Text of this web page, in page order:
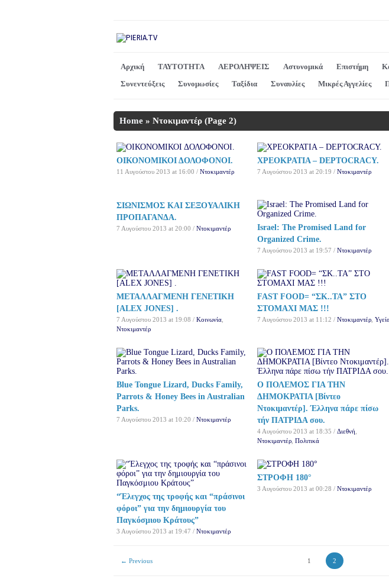
Αρχική ΤΑΥΤΟΤΗΤΑ ΑΕΡΟΛΗΨΕΙΣ Αστυνομικά Επιστήμη
Συνεντεύξεις
Συνομωσίες Ταξίδια Συναυλίες Μικρές Αγγελίες
Home » Ντοκιμαντέρ (Page 2)
ΟΙΚΟΝΟΜΙΚΟΙ ΔΟΛΟΦΟΝΟΙ.
11 Αυγούστου 2013 at 16:00 / Ντοκιμαντέρ
XPEOKPATIA – DEPTOCRACY.
7 Αυγούστου 2013 at 20:19 / Ντοκιμαντέρ
ΣΙΩΝΙΣΜΟΣ ΚΑΙ ΣΕΞΟΥΑΛΙΚΗ
ΠΡΟΠΑΓΑΝΔΑ.
7 Αυγούστου 2013 at 20:00 / Ντοκιμαντέρ
Israel: The Promised Land for
Organized Crime.
7 Αυγούστου 2013 at 19:57 / Ντοκιμαντέρ
ΜΕΤΑΛΛΑΓΜΕΝΗ ΓΕΝΕΤΙΚΗ
[ALEX JONES] .
7 Αυγούστου 2013 at 19:08 / Κοινωνία
Ντοκιμαντέρ
FAST FOOD= “ΣΚ..ΤΑ” ΣΤΟ
ΣΤΟΜΑΧΙ ΜΑΣ !!!
7 Αυγούστου 2013 at 11:12 / Ντοκιμαντέρ
Blue Tongue Lizard, Ducks Family,
Parrots & Honey Bees in Australian
Parks.
7 Αυγούστου 2013 at 10:20 / Ντοκιμαντέρ
Ο ΠΟΛΕΜΟΣ ΓΙΑ ΤΗΝ
ΔΗΜΟΚΡΑΤΙΑ [Βίντεο
Ντοκιμαντέρ]. Έλληνα πάρε πίσω
τήν ΠΑΤΡΙΔΑ σου.
4 Αυγούστου 2013 at 18:35 / Διεθνή
Ντοκιμαντέρ Πολιτικά
“Έλεγχος της τροφής και “πράσινοι
φόροι” για την δημιουργία του
Παγκόσμιου Κράτους”
3 Αυγούστου 2013 at 19:47 / Ντοκιμαντέρ
ΣΤΡΟΦΗ 180°
3 Αυγούστου 2013 at 00:28 / Ντοκιμαντέρ
← Previous 1 2